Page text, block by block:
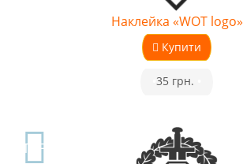
Наклейка «WOT logo»
Купити
35 грн.
TOP